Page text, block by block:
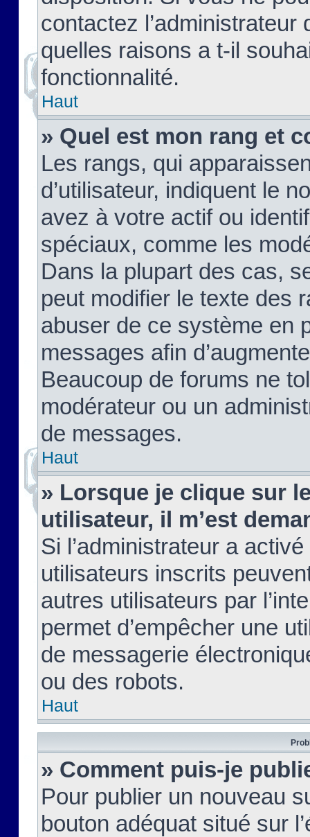
contactez
quelles raisons a t-il
fonctionnalité.
Haut
» Quel est mon rang et
Les rangs, qui
d’utilisateur, indiquent le
avez à votre actif ou
spéciaux, comme les
Dans la plupart des cas,
peut modifier le texte des
abuser de ce système en
messages afin
Beaucoup de forums ne
modérateur ou un
de messages.
Haut
» Lorsque je clique sur
utilisateur, il m’est
Si l’administrateur a
utilisateurs inscrits
autres utilisateurs par
permet d’empêcher une
de messagerie
ou des robots.
Haut
» Comment puis-je
Pour publier un nouveau
bouton adéquat situé sur